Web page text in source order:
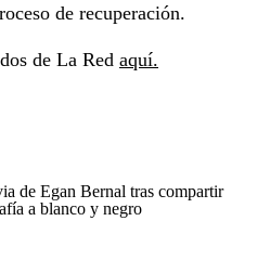
de recuperación.
de La Red aquí.
de Egan Bernal tras compartir
a blanco y negro